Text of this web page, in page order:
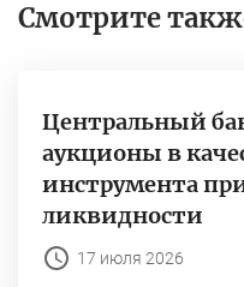
Смотрите
Центральный
аукционы в
инструмента
ликвидности
17 июля 2026